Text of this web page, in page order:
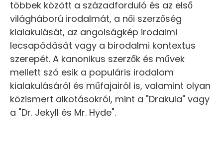
többek között a századforduló és az első
világháború irodalmát, a női szerzőség
kialakulását, az angolságkép irodalmi
lecsapódását vagy a birodalmi kontextus
szerepét. A kanonikus szerzők és művek
mellett szó esik a populáris irodalom
kialakulásáról és műfajairól is, valamint olyan
közismert alkotásokról, mint a "Drakula" vagy
a "Dr. Jekyll és Mr. Hyde".